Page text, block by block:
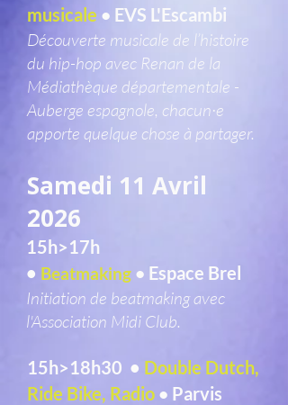
musicale • EVS L'Escambi
Découverte musicale de l’histoire
du hip-hop avec Renan de la
Médiathèque départementale -
Auberge espagnole, chacun·e
apporte quelque chose à partager.
Samedi 11 Avril
2026
15h>17h
• Beatmaking • Espace Brel
Initiation de beatmaking avec
l'Association Midi Club.
15h>18h30 • Double Dutch,
Ride Bike, Radio • Parvis